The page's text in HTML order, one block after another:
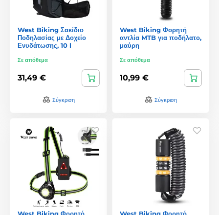
West Biking Σακίδιο
Ποδηλασίας με Δοχείο
Ενυδάτωσης, 10 l
Σε απόθεμα
31,49 €
Σύγκριση
West Biking Φορητή
αντλία MTB για ποδήλατο,
μαύρη
Σε απόθεμα
10,99 €
Σύγκριση
West Biking Φορητό
West Biking Φορητό